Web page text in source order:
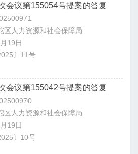
会议第155054号提案的答复
区人力资源和社会保障局
19日
〕11号
会议第155042号提案的答复
区人力资源和社会保障局
19日
〕10号